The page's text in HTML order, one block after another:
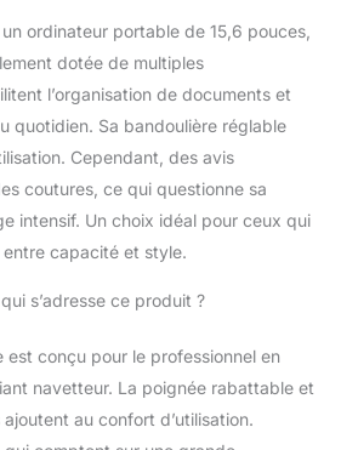
compartiment principal
pour laptops jusqu’à
15,6 pouces (38,5x28
cm). CUIR VÉRITABLE –
UNIQUE & DURABLE:
Chaque sac est une
pièce unique avec une
– robuste et résistant
au quotidien. DÉTAILS
Dimensions : 40 x 30 x
Matériau : cuir véritable
| Marque : STILORD
ordinateur portable de 15,6 pouces,
dotée de multiples
l’organisation de documents et
quotidien. Sa bandoulière réglable
Cependant, des avis
coutures, ce qui questionne sa
intensif. Un choix idéal pour ceux qui
capacité et style.
s’adresse ce produit ?
est conçu pour le professionnel en
navetteur. La poignée rabattable et
au confort d’utilisation.